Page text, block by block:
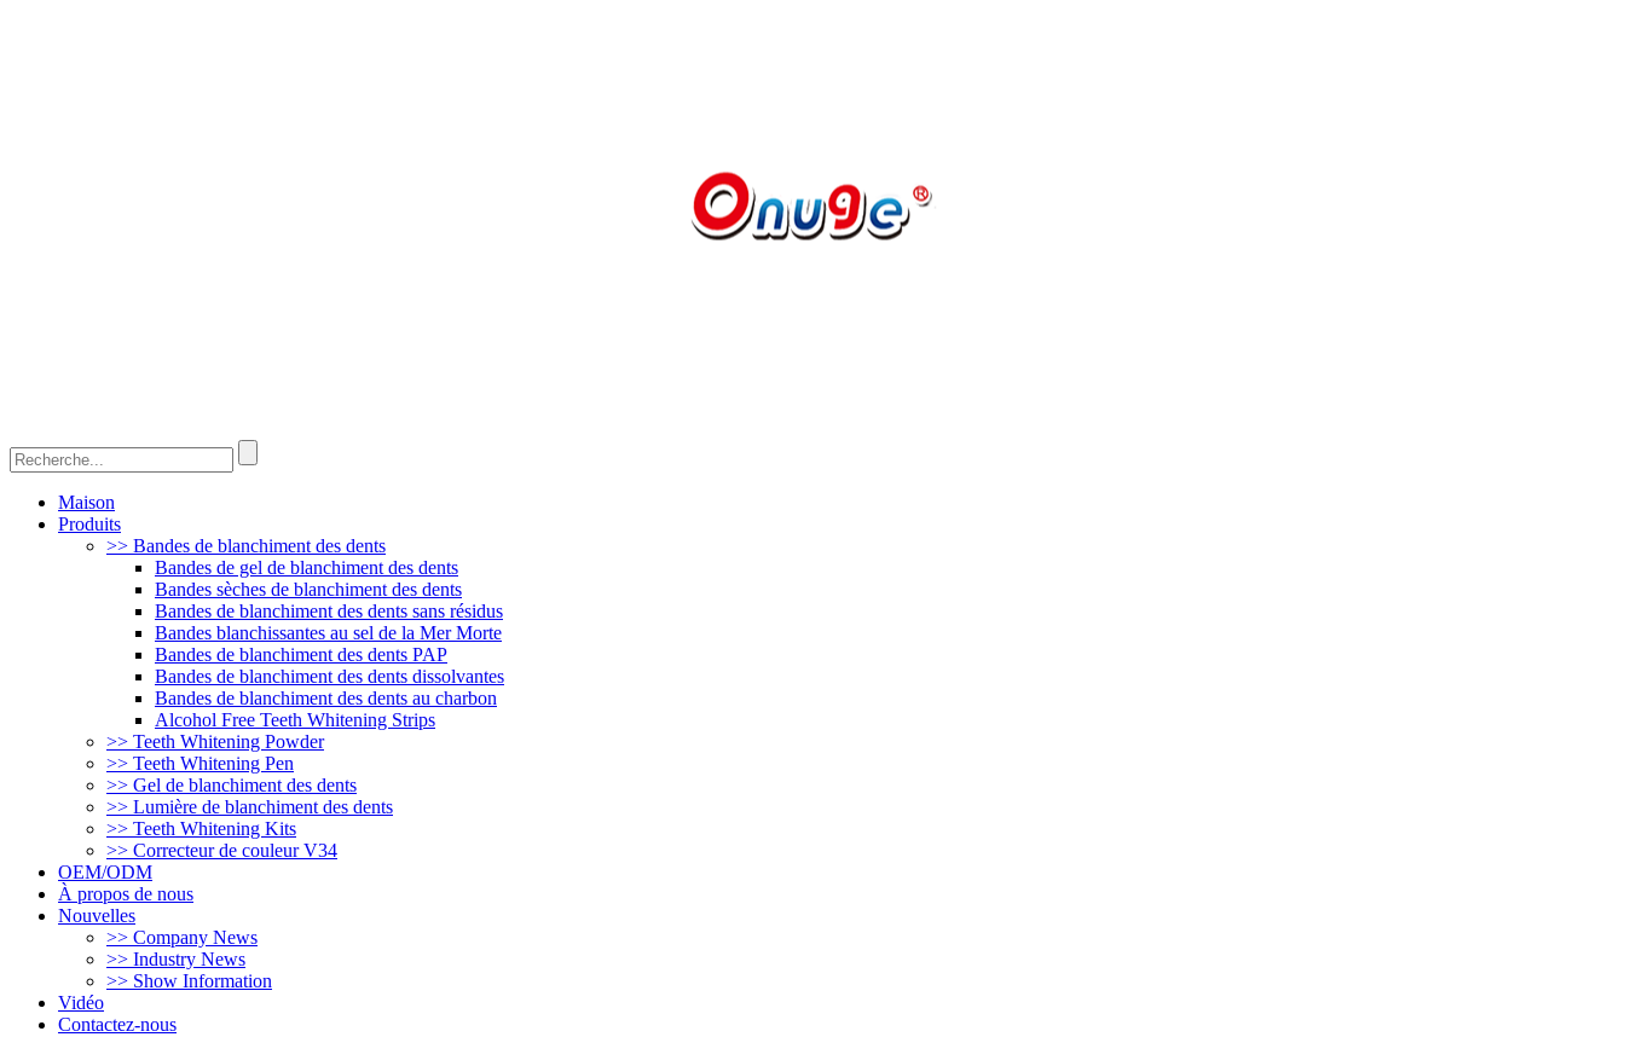
Maison
Produits
>> Bandes de blanchiment des dents
Bandes de gel de blanchiment des dents
Bandes sèches de blanchiment des dents
Bandes de blanchiment des dents sans résidus
Bandes blanchissantes au sel de la Mer Morte
Bandes de blanchiment des dents PAP
Bandes de blanchiment des dents dissolvantes
Bandes de blanchiment des dents au charbon
Alcohol Free Teeth Whitening Strips
>> Teeth Whitening Powder
>> Teeth Whitening Pen
>> Gel de blanchiment des dents
>> Lumière de blanchiment des dents
>> Teeth Whitening Kits
>> Correcteur de couleur V34
OEM/ODM
À propos de nous
Nouvelles
>> Company News
>> Industry News
>> Show Information
Vidéo
Contactez-nous